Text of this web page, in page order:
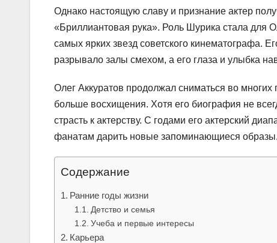
Однако настоящую славу и признание актер
«Бриллиантовая рука». Роль Шурика стала для
самых ярких звезд советского кинематографа.
разрывало залы смехом, а его глаза и улыбка
Олег Аккуратов продолжал сниматься во
больше восхищения. Хотя его биография не
страсть к актерству. С годами его актерский
фанатам дарить новые запоминающиеся образы.
Содержание
Ранние годы жизни
Детство и семья
Учеба и первые интересы
Карьера